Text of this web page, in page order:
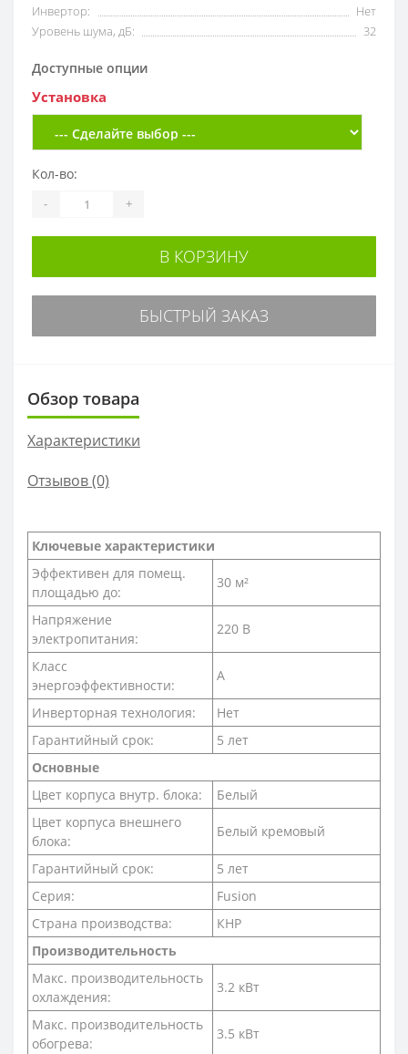
Инвертор:
Нет
Уровень шума, дБ:
32
Доступные опции
Установка
Кол-во:
- +
В КОРЗИНУ
БЫСТРЫЙ ЗАКАЗ
Обзор товара
Характеристики
Отзывов (0)
Ключевые характеристики
Эффективен для помещ.
площадью до:
30 м²
Напряжение
электропитания:
220 В
Класс
энергоэффективности:
A
Инверторная технология:
Нет
Гарантийный срок:
5 лет
Основные
Цвет корпуса внутр. блока:
Белый
Цвет корпуса внешнего
блока:
Белый кремовый
Гарантийный срок:
5 лет
Серия:
Fusion
Страна производства:
КНР
Производительность
Макс. производительность
охлаждения:
3.2 кВт
Макс. производительность
обогрева:
3.5 кВт